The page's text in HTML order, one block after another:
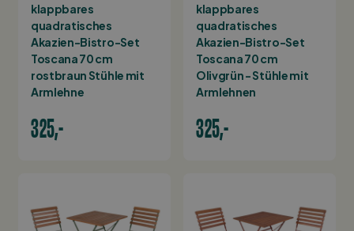
klappbares
quadratisches
Akazien-Bistro-Set
Toscana 70 cm
rostbraun Stühle mit
Armlehne
325,-
klappbares
quadratisches
Akazien-Bistro-Set
Toscana 70 cm
Olivgrün - Stühle mit
Armlehnen
325,-